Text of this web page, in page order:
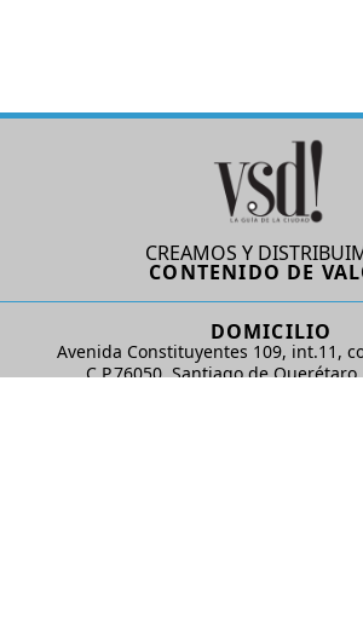
CREAMOS Y
CONTENIDO DE
DOMICILIO
Avenida Constituyentes 109, int.11,
C.P.76050. Santiago de